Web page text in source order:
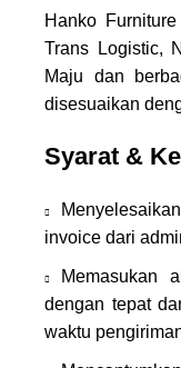
Hanko
Trans Logistic,
Maju dan
disesuaikan
Syarat &
invoice dari
Memasukan
dengan tepat
waktu